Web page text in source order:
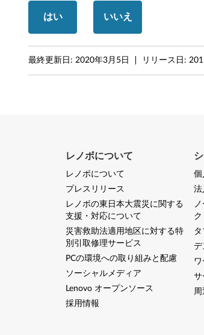
ス
ク
ト
ッ
はい いいえ
最終更新日: 2020年3月5日 リリース日:
レノボについて
レノボについて
プレスリリース
レノボの東日本大震災に関する
支援・対応について
災害救助法適用地区に対する特
別引取修理サービス
PCの環境への取り組みと配慮
ソーシャルメディア
Lenovo オープンソース
採用情報
個
法
ク
デ
ワ
サ